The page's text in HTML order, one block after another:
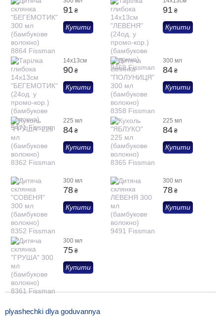
91 ₴
Купити
91 ₴
Купити
14х13см
90 ₴
Купити
300 мл
84 ₴
Купити
225 мл
84 ₴
Купити
225 мл
84 ₴
Купити
300 мл
78 ₴
Купити
300 мл
78 ₴
Купити
300 мл
75 ₴
Купити
plyashechki dlya goduvannya